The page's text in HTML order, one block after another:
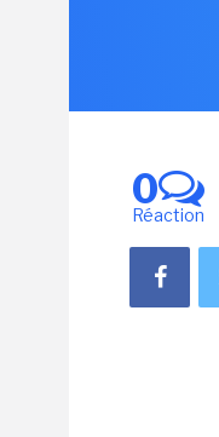
0
Réaction